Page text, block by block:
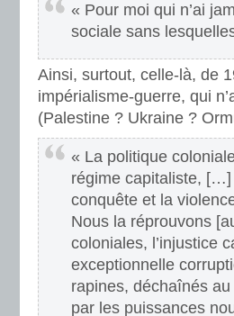
« Pour moi qui n’ai
sociale sans
Ainsi, surtout, celle-là, de
impérialisme-guerre, qui
(Palestine ? Ukraine ?
« La politique
régime capitaliste, […]
conquête et la
Nous la réprouvons
coloniales, l’injustice
exceptionnelle
rapines, déchaînés
par les puissances